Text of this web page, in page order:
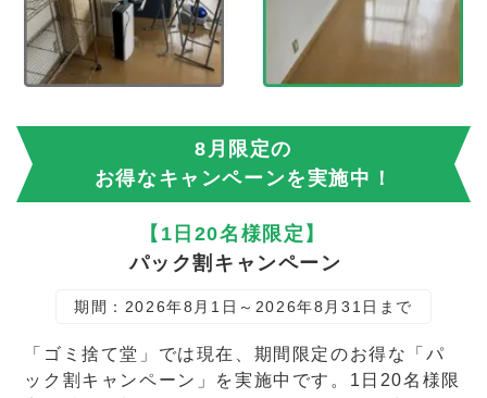
8月限定の
お得なキャンペーンを実施中！
【1日20名様限定】
パック割キャンペーン
期間：2026年8月1日～2026年8月31日まで
「ゴミ捨て堂」では現在、期間限定のお得な「パ
ック割キャンペーン」を実施中です。1日20名様限